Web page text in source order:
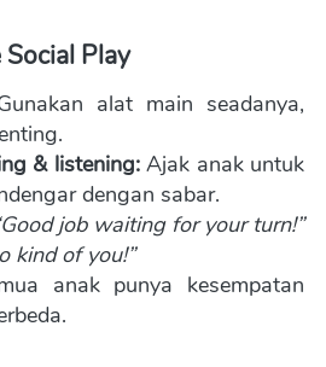
Play
alat main seadanya,
& listening: Ajak anak untuk
dengan sabar.
job waiting for your turn!”
kind of you!”
anak punya kesempatan